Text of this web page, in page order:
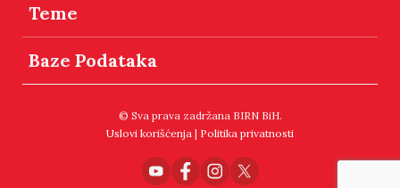
Teme
Baze Podataka
© Sva prava zadržana BIRN BiH.
Uslovi korišćenja | Politika privatnosti